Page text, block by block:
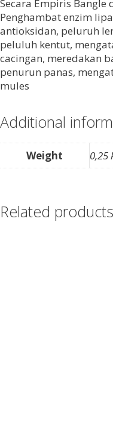
Secara Empiris
Penghambat enzim
antioksidan, peluruh
peluluh kentut,
cacingan, meredakan
penurun panas,
mules
Additional
Weight 0,25
Related products